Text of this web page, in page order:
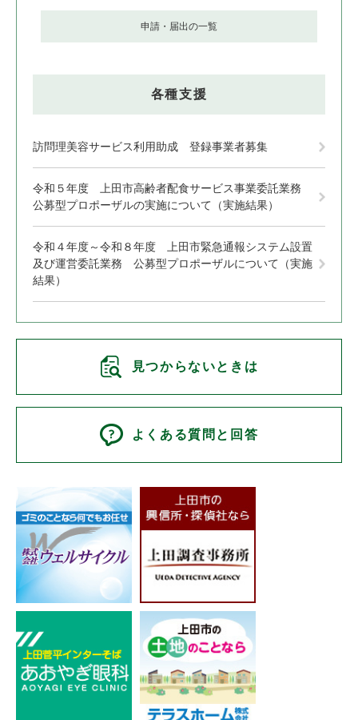
申請・届出の一覧
各種支援
訪問理美容サービス利用助成 登録事業者募集
令和５年度 上田市高齢者配食サービス事業委託業務
公募型プロポーザルの実施について（実施結果）
令和４年度～令和８年度 上田市緊急通報システム設置
及び運営委託業務 公募型プロポーザルについて（実施
結果）
見つからないときは
よくある質問と回答